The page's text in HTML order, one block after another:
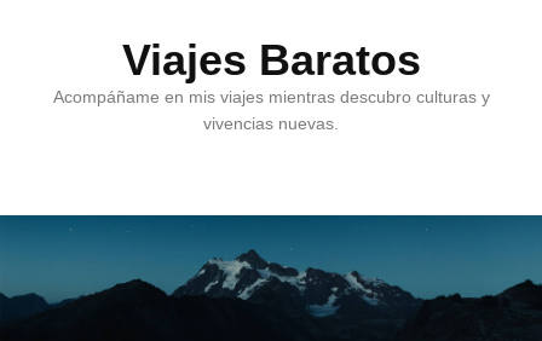
Viajes Baratos
Acompáñame en mis viajes mientras descubro culturas y
vivencias nuevas.